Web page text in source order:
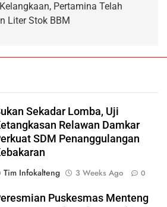
Pertamina Telah
Liter Stok BBM
Sekadar Lomba, Uji
Relawan Damkar
SDM Penanggulangan
Tim Infokalteng
3 Weeks Ago 0
Puskesmas Menteng